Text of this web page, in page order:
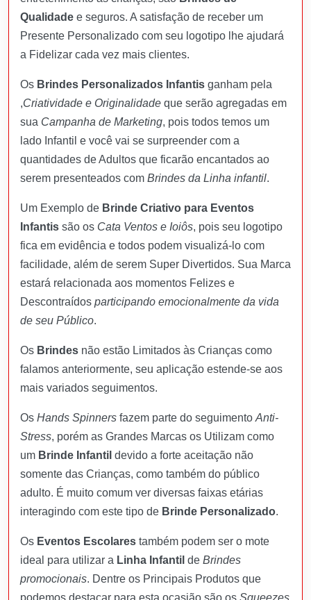
Qualidade e seguros. A satisfação de receber um
Presente Personalizado com seu logotipo lhe ajudará
a Fidelizar cada vez mais clientes.
Os Brindes Personalizados Infantis ganham pela
,Criatividade e Originalidade que serão agregadas em
sua Campanha de Marketing, pois todos temos um
lado Infantil e você vai se surpreender com a
quantidades de Adultos que ficarão encantados ao
serem presenteados com Brindes da Linha infantil.
Um Exemplo de Brinde Criativo para Eventos
Infantis são os Cata Ventos e Ioiôs, pois seu logotipo
fica em evidência e todos podem visualizá-lo com
facilidade, além de serem Super Divertidos. Sua Marca
estará relacionada aos momentos Felizes e
Descontraídos participando emocionalmente da vida
de seu Público.
Os Brindes não estão Limitados às Crianças como
falamos anteriormente, seu aplicação estende-se aos
mais variados seguimentos.
Os Hands Spinners fazem parte do seguimento Anti-
Stress, porém as Grandes Marcas os Utilizam como
um Brinde Infantil devido a forte aceitação não
somente das Crianças, como também do público
adulto. É muito comum ver diversas faixas etárias
interagindo com este tipo de Brinde Personalizado.
Os Eventos Escolares também podem ser o mote
ideal para utilizar a Linha Infantil de Brindes
promocionais. Dentre os Principais Produtos que
podemos destacar para esta ocasião são os Squeezes